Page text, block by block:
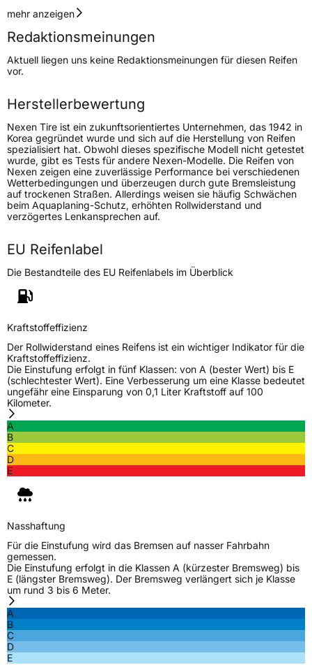
Geschwindigkeitsindex
Höchstgeschwindigkeit
210 km/h
Lastindex82
Höchstlast475 kg
Gewicht (in kg)
6,849 kg
Generelle Merkmale
FahrzeugtypPKW
Verwendung Sommerreifen
ModellnameN Blue S
Fahrzeugart
PKW & SUV
ZustandNeureifen
ElektroJa
EU Label
EffizienzB
NasshaftungB
Rollgeräusch (dB)70
FahrzeugklasseC1
3PMSF / Schneeflockensymbol / Alpine-Symbol
EPREL ID2447070
mehr anzeigen
Redaktionsmeinungen
Aktuell liegen uns keine Redaktionsmeinungen für diesen Reifen
vor.
Herstellerbewertung
Nexen Tire ist ein zukunftsorientiertes Unternehmen, das 1942 in
Korea gegründet wurde und sich auf die Herstellung von Reifen
spezialisiert hat. Obwohl dieses spezifische Modell nicht getestet
wurde, gibt es Tests für andere Nexen-Modelle. Die Reifen von
Nexen zeigen eine zuverlässige Performance bei verschiedenen
Wetterbedingungen und überzeugen durch gute Bremsleistung
auf trockenen Straßen. Allerdings weisen sie häufig Schwächen
beim Aquaplaning-Schutz, erhöhten Rollwiderstand und
verzögertes Lenkansprechen auf.
EU Reifenlabel
Die Bestandteile des EU Reifenlabels im Überblick
Kraftstoffeffizienz
Der Rollwiderstand eines Reifens ist ein wichtiger Indikator für die
Kraftstoffeffizienz.
Die Einstufung erfolgt in fünf Klassen: von A (bester Wert) bis E
(schlechtester Wert). Eine Verbesserung um eine Klasse bedeutet
ungefähr eine Einsparung von 0,1 Liter Kraftstoff auf 100
Kilometer.
A
B
C
D
E
Nasshaftung
Für die Einstufung wird das Bremsen auf nasser Fahrbahn
gemessen.
Die Einstufung erfolgt in die Klassen A (kürzester Bremsweg) bis
E (längster Bremsweg). Der Bremsweg verlängert sich je Klasse
um rund 3 bis 6 Meter.
A
B
C
D
E